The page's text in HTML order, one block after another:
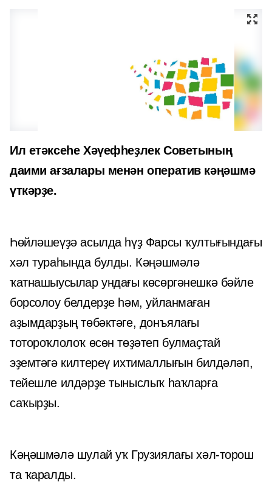
Ил етәксеһе Хәүефһеҙлек Советының
даими ағзалары менән оператив кәңәшмә
үткәрҙе.
Һөйләшеүҙә асылда һүҙ Фарсы ҡултығындағы
хәл тураһында булды. Кәңәшмәлә
ҡатнашыусылар ундағы көсөргәнешкә бәйле
борсолоу белдерҙе һәм, уйланмаған
аҙымдарҙың төбәктәге, донъялағы
тотороҡлолоҡ өсөн төҙәтеп булмаҫтай
эҙемтәгә килтереү ихтималлығын билдәләп,
тейешле илдәрҙе тыныслыҡ һаҡларға
саҡырҙы.
Кәңәшмәлә шулай уҡ Грузиялағы хәл-торош
та ҡаралды.